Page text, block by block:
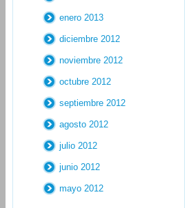
enero 2013
diciembre 2012
noviembre 2012
octubre 2012
septiembre 2012
agosto 2012
julio 2012
junio 2012
mayo 2012